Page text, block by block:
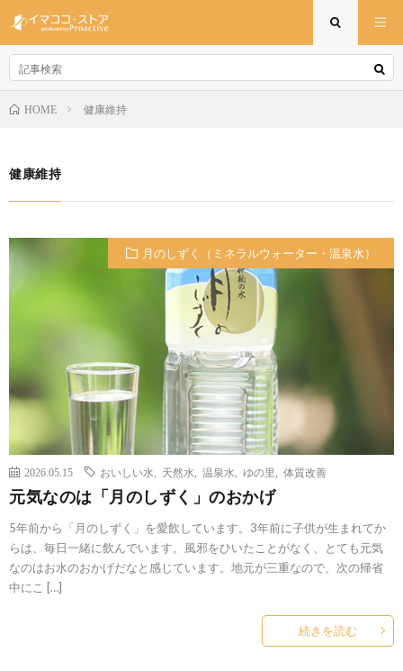
HOME 健康維持
健康維持
月のしずく（ミネラルウォーター・温泉水）
2026.05.15 おいしい水 天然水 温泉水 ゆの里 体質改善
元気なのは「月のしずく」のおかげ
5年前から「月のしずく」を愛飲しています。3年前に子供が生まれてか
らは、毎日一緒に飲んでいます。風邪をひいたことがなく、とても元気
なのはお水のおかげだなと感じています。地元が三重なので、次の帰省
中にこ […]
続きを読む